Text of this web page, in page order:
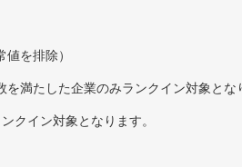
を排除）
満たした企業のみランクイン対象とな
クイン対象となります。